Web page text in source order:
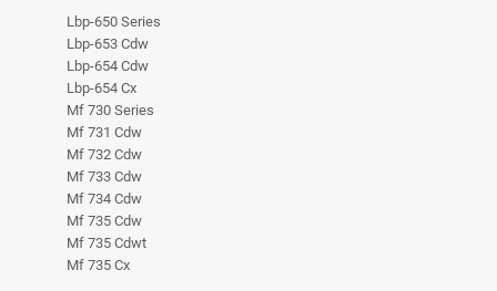
Lbp-650 Series
Lbp-653 Cdw
Lbp-654 Cdw
Lbp-654 Cx
Mf 730 Series
Mf 731 Cdw
Mf 732 Cdw
Mf 733 Cdw
Mf 734 Cdw
Mf 735 Cdw
Mf 735 Cdwt
Mf 735 Cx